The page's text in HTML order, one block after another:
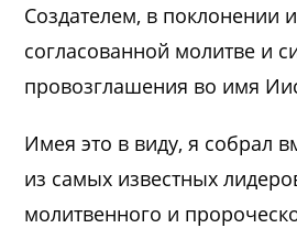
Создателем, в поклонении
согласованной молитве и
провозглашения во имя
Имея это в виду, я собрал
из самых известных
молитвенного и